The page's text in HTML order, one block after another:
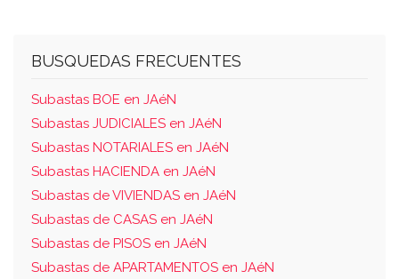
descriptiva y gráfica.
BUSQUEDAS FRECUENTES
Subastas BOE en JAéN
Subastas JUDICIALES en JAéN
Subastas NOTARIALES en JAéN
Subastas HACIENDA en JAéN
Subastas de VIVIENDAS en JAéN
Subastas de CASAS en JAéN
Subastas de PISOS en JAéN
Subastas de APARTAMENTOS en JAéN